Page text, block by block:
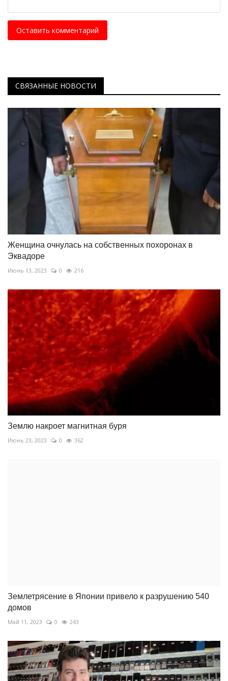
Оставить комментарий
СВЯЗАННЫЕ НОВОСТИ
Женщина очнулась на собственных похоронах в
Эквадоре
Июнь 13, 2023 0 216
Землю накроет магнитная буря
Июнь 23, 2023 0 362
Землетрясение в Японии привело к разрушению 540
домов
Май 11, 2023 0 243